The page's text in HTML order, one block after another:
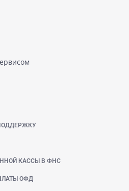
КАССЫ В ФНС
ОФД